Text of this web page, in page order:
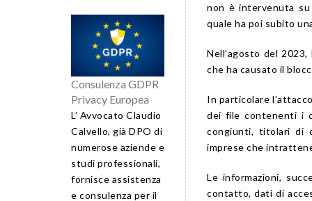
Consulenza GDPR
Privacy Europea
L’ Avvocato Claudio
Calvello, già DPO di
numerose aziende e
studi professionali,
fornisce assistenza
e consulenza per il
non è intervenuta
quale ha poi subito
Nell’agosto del
che ha causato il
In particolare
dei file contenenti i
congiunti, titolari di
imprese che
Le informazioni,
contatto, dati di